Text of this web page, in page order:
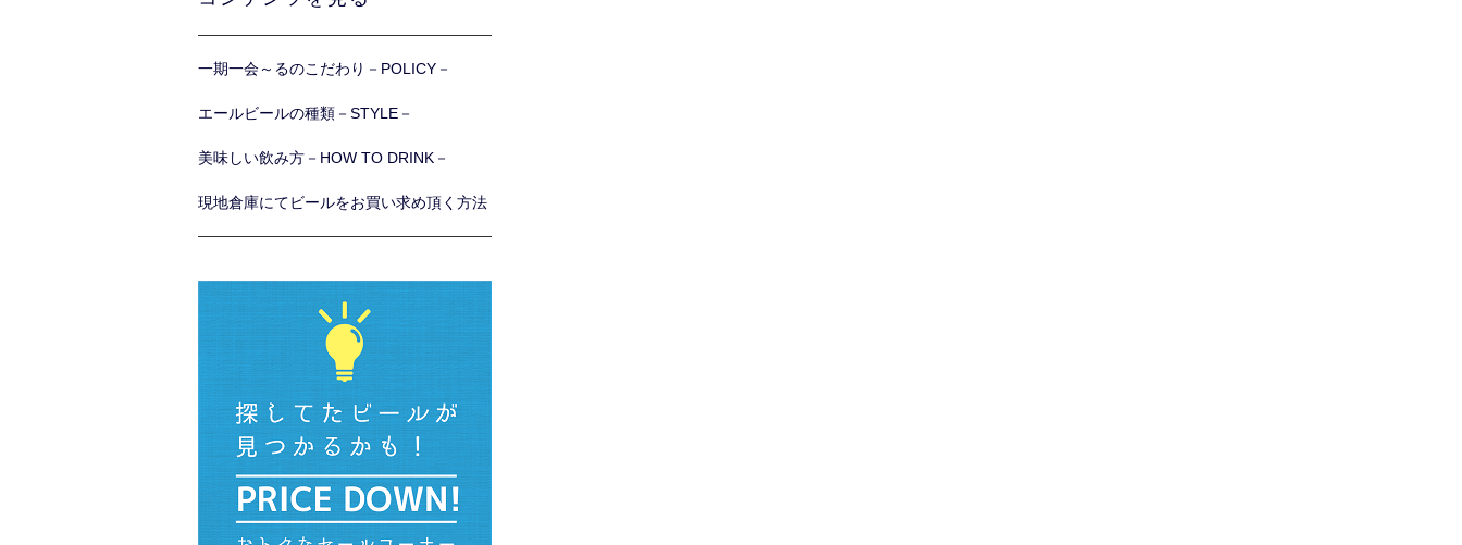
一期一会～るのこだわり－POLICY－
エールビールの種類－STYLE－
美味しい飲み方－HOW TO DRINK－
現地倉庫にてビールをお買い求め頂く方法